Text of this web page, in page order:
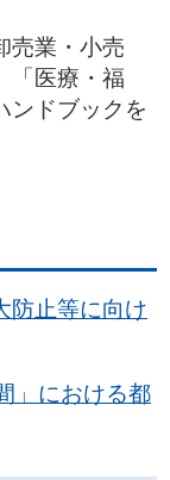
売業・小売
「医療・福
ンドブックを
防止等に向け
」における都